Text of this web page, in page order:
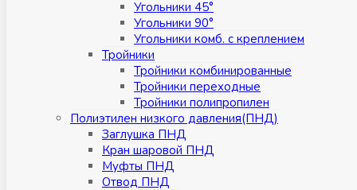
Угольники 45°
Угольники 90°
Угольники комб. с креплением
Тройники
Тройники комбинированные
Тройники переходные
Тройники полипропилен
Полиэтилен низкого давления(ПНД)
Заглушка ПНД
Кран шаровой ПНД
Муфты ПНД
Отвод ПНД